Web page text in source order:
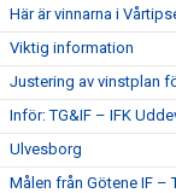
Här är vinnarna i
Viktig information
Justering av vinstplan
Inför: TG&IF – IFK
Ulvesborg
Målen från Götene IF –